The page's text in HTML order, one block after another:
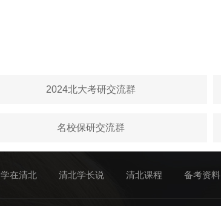
2024北大考研交流群
名校保研交流群
学在清北 清北学长说 清北课程 备考资料